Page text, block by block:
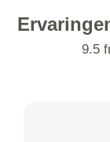
9.5